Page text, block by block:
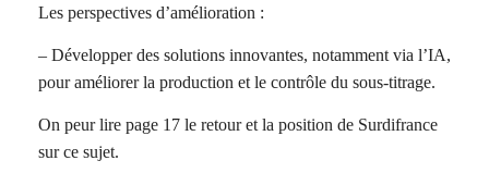
Les perspectives d’amélioration :
– Développer des solutions innovantes, notamment via l’IA,
pour améliorer la production et le contrôle du sous-titrage.
On peur lire page 17 le retour et la position de Surdifrance
sur ce sujet.